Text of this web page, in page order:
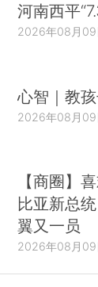
河南西平
2026年08月09
心智｜教
2026年08月09
【商圈】
比亚新总
翼又一员
2026年08月09